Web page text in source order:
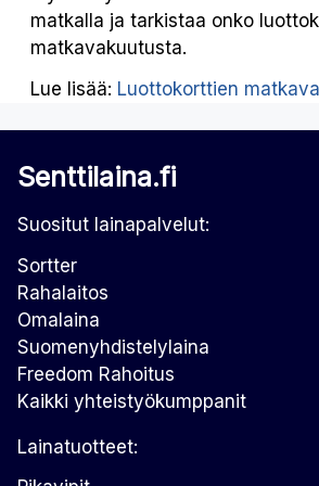
matkalla ja tarkistaa onko
matkavakuutusta.
Lue lisää: Luottokorttien
Senttilaina.fi
Suositut lainapalvelut:
Sortter
Rahalaitos
Omalaina
Suomenyhdistelylaina
Freedom Rahoitus
Kaikki yhteistyökumppanit
Lainatuotteet: